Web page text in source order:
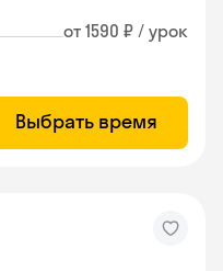
от 1590 ₽ / урок
Выбрать время